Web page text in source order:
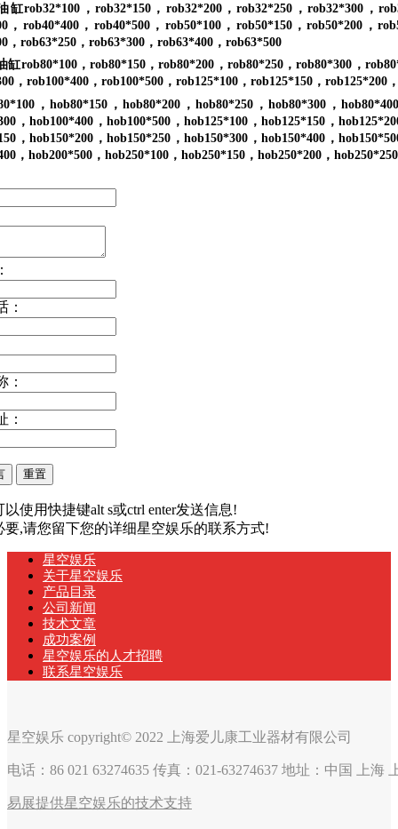
缸rob32*100 ， rob32*150， rob32*200，rob32*250 ，rob32*300 ，
， rob40*400， rob40*500， rob50*100， rob50*150，rob50*200 ，
， rob63*250 ， rob63*300 ， rob63*400 ， rob63*500
缸rob80*100，rob80*150 ，rob80*200 ， rob80*250，rob80*300 ，
， rob100*400 ， rob100*500 ， rob125*100 ， rob125*150 ， rob125*200
，hob80*150 ，hob80*200 ，hob80*250 ，hob80*300 ，
，hob100*400 ，hob100*500 ，hob125*100 ，hob125*150 ，
，hob150*200 ，hob150*250 ，hob150*300 ，hob150*400 ，
， hob200*500 ， hob250*100 ， hob250*150 ， hob250*200 ， hob250*250
：
：
：
以使用快捷键alt s或ctrl enter发送信息!
要,请您留下您的详细星空娱乐的联系方式!
星空娱乐
关于星空娱乐
产品目录
公司新闻
技术文章
成功案例
星空娱乐的人才招聘
联系星空娱乐
星空娱乐 copyright© 2022 上海爱儿康工业器材有限公司
电话：86 021 63274635 传真：021-63274637 地址：中国 上海
易展提供星空娱乐的技术支持